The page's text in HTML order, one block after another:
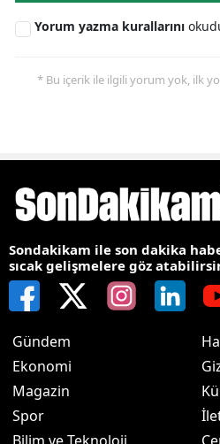
Yorum yazma kurallarını
* Bu içerik ile ilgili yorum yok, ilk
Sondakikam ile son dakika
sıcak gelişmelere göz
Gündem
Ekonomi
Magazin
Spor